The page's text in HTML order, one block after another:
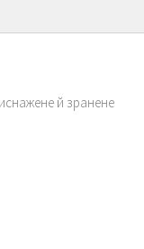
й зранене